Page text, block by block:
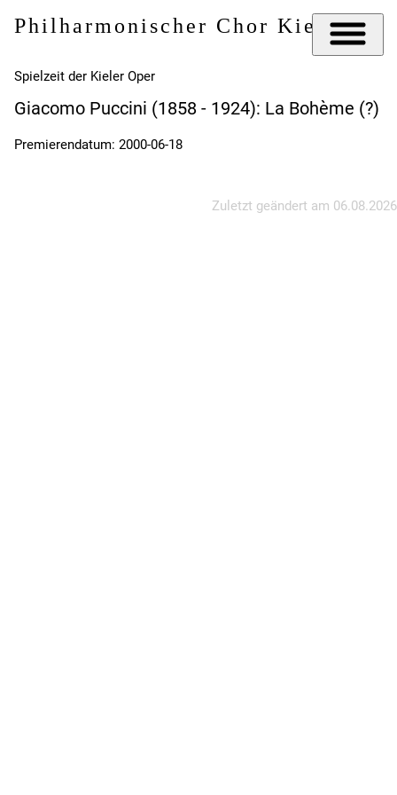
Philharmonischer Chor Kiel e.V.
Spielzeit der Kieler Oper
Giacomo Puccini (1858 - 1924): La Bohème (?)
Premierendatum: 2000-06-18
Zuletzt geändert am 06.08.2026